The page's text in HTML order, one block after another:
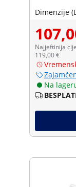
Dimenzije
Najjeftinija
119,00 €
Na